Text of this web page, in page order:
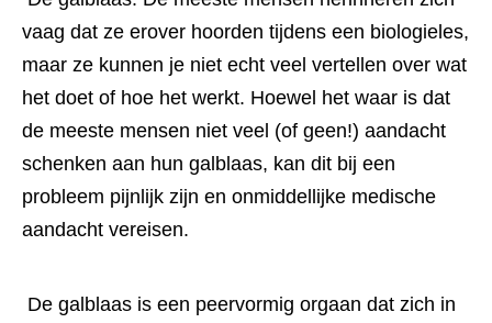
vaag dat ze erover hoorden tijdens een biologieles,
maar ze kunnen je niet echt veel vertellen over wat
het doet of hoe het werkt. Hoewel het waar is dat
de meeste mensen niet veel (of geen!) aandacht
schenken aan hun galblaas, kan dit bij een
probleem pijnlijk zijn en onmiddellijke medische
aandacht vereisen.